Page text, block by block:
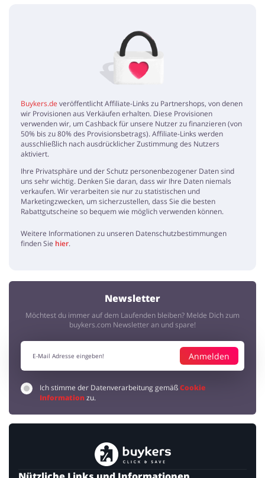
Mit den Smyths Toys Gutscheinen kann man super sparen,
besonders praktisch für den Einkauf von Weihnachtsgeschenken
Super Ersparnisse!
Eva 5 / 5 10.09.2019
Man kann an einem Ort nicht nur Spielsachen kaufen, sondern auch
Kindersitze und Möbel für die allerkleinsten und das zu günstigen
Preisen, super
Buykers.de veröffentlicht Affiliate-Links zu Partnershops, von denen
wir Provisionen aus Verkäufen erhalten. Diese Provisionen
verwenden wir, um Cashback für unsere Nutzer zu finanzieren (von
50% bis zu 80% des Provisionsbetrags). Affiliate-Links werden
ausschließlich nach ausdrücklicher Zustimmung des Nutzers
aktiviert.
Ihre Privatsphäre und der Schutz personenbezogener Daten sind
uns sehr wichtig. Denken Sie daran, dass wir Ihre Daten niemals
verkaufen. Wir verarbeiten sie nur zu statistischen und
Marketingzwecken, um sicherzustellen, dass Sie die besten
Rabattgutscheine so bequem wie möglich verwenden können.
Weitere Informationen zu unseren Datenschutzbestimmungen
finden Sie hier.
Newsletter
Möchtest du immer auf dem Laufenden bleiben? Melde Dich zum
buykers.com Newsletter an und spare!
Anmelden
Ich stimme der Datenverarbeitung gemäßCookie
Informationzu.